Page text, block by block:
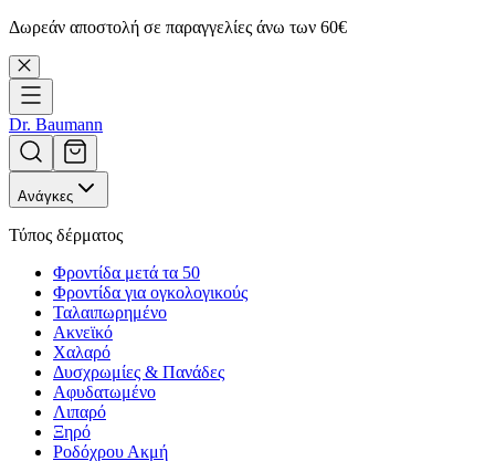
Δωρεάν αποστολή σε παραγγελίες άνω των 60€
Dr. Baumann
Ανάγκες
Τύπος δέρματος
Φροντίδα μετά τα 50
Φροντίδα για ογκολογικούς
Ταλαιπωρημένο
Ακνεϊκό
Χαλαρό
Δυσχρωμίες & Πανάδες
Αφυδατωμένο
Λιπαρό
Ξηρό
Ροδόχρου Ακμή